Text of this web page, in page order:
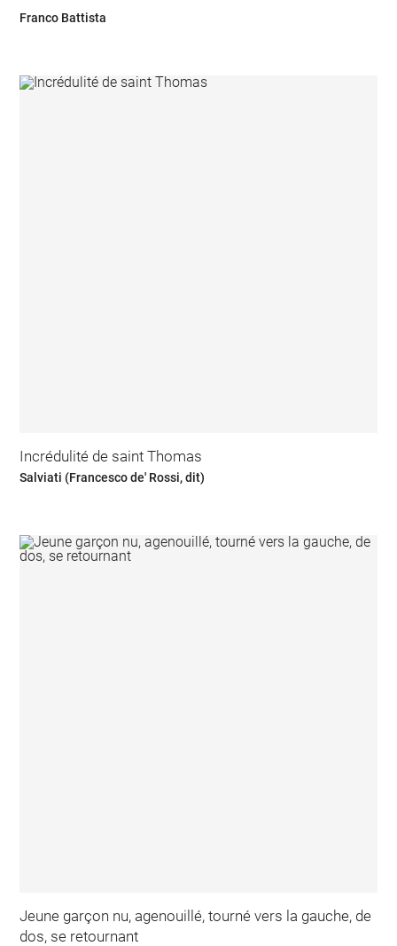
Franco Battista
Incrédulité de saint Thomas
Salviati (Francesco de' Rossi, dit)
Jeune garçon nu, agenouillé, tourné vers la gauche, de
dos, se retournant